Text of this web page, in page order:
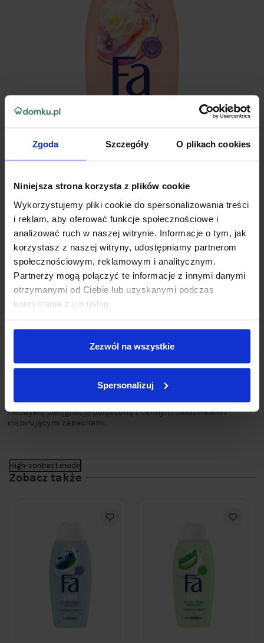
Zgoda Szczegóły O plikach cookies
Niniejsza strona korzysta z plików cookie
Wykorzystujemy pliki cookie do spersonalizowania treści
i reklam, aby oferować funkcje społecznościowe i
analizować ruch w naszej witrynie. Informacje o tym, jak
korzystasz z naszej witryny, udostępniamy partnerom
społecznościowym, reklamowym i analitycznym.
Partnerzy mogą połączyć te informacje z innymi danymi
otrzymanymi od Ciebie lub uzyskanymi podczas
korzystania z ich usług.
Zezwól na wszystkie
Spersonalizuj
Żel pod prysznic Fa Divine Moments 400ml
Poznaj kolejną odsłonę fascynującej świeżości!
Pobudź swoje ciało & umysł i pozwól swoim zmysłom odkrywać
nowe doznania każdego dnia.
Z żelem pod prysznic Fa - Poczuj świeżość jak nigdy dotąd!
Formuła kremowego żelu pod prysznic delikatnieoczyszcza
ciało, chroniąc skórę przed nadmiernym przesuszeniem.
subtelne odświeżenie pod prysznicem.
Łagodna kremowa konsystencja, która otuli Twoje ciało.
94%składników pochodzenia naturalnego (w tym woda).
Innowacyjne produkty pielęgnacyjne Fa pobudzają zmysły
zapewniają uczucie fantastycznie miękkiej skóry. Ciesz się
niezwykłą pielęgnacją połączoną z cennymi składnikami i
inspirującymi zapachami.
High-contrast mode
Zobacz także